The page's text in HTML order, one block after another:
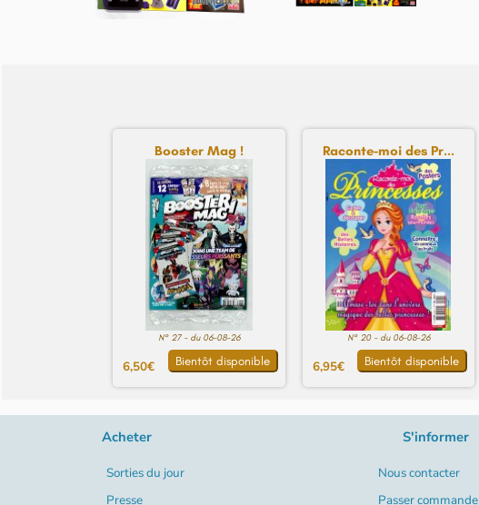
Booster Mag !
N° 27 - du 06-08-26
6,50€ Bientôt disponible
Raconte-moi des Pr...
N° 20 - du 06-08-26
6,95€ Bientôt disponible
Acheter
Sorties du jour
Presse
S'informer
Nous contacter
Passer commande